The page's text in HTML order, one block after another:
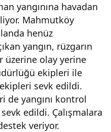
yangınına havadan
Mahmutköy
henüz
yangın, rüzgarın
üzerine olay yerine
ekipleri ile
sevk edildi.
de yangını kontrol
edildi. Çalışmalara
veriyor.